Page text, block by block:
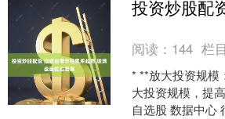
阅读： 144 栏
* **放大投资规模
大投资规模，提
自选股 数据中心